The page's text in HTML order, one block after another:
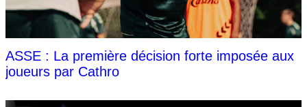
ASSE : La première décision forte imposée aux
joueurs par Cathro